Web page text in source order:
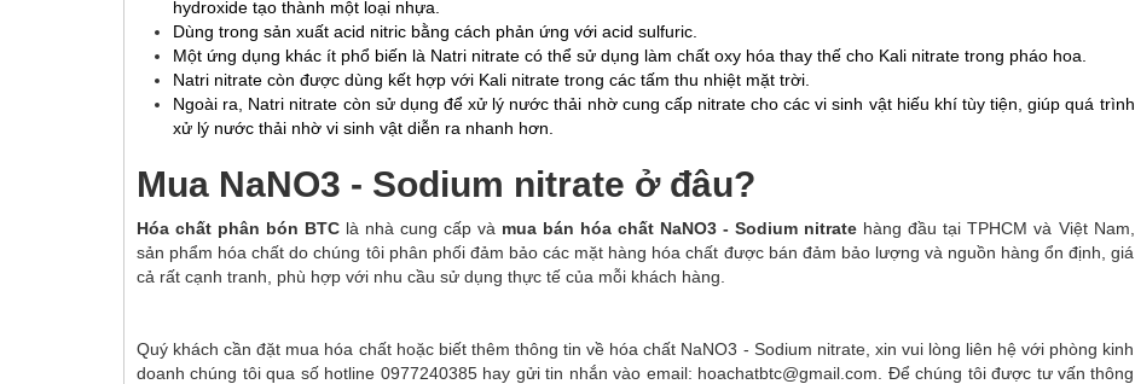
hydroxide tạo thành một loại nhựa.
Dùng trong sản xuất acid nitric bằng cách phản ứng với acid sulfuric.
Một ứng dụng khác ít phổ biến là Natri nitrate có thể sử dụng làm chất oxy hóa thay thế cho Kali nitrate trong pháo hoa.
Natri nitrate còn được dùng kết hợp với Kali nitrate trong các tấm thu nhiệt mặt trời.
Ngoài ra, Natri nitrate còn sử dụng để xử lý nước thải nhờ cung cấp nitrate cho các vi sinh vật hiếu khí tùy tiện, giúp quá trình
xử lý nước thải nhờ vi sinh vật diễn ra nhanh hơn.
Mua NaNO3 - Sodium nitrate ở đâu?
Hóa chất phân bón BTC là nhà cung cấp và mua bán hóa chất NaNO3 - Sodium nitrate hàng đầu tại TPHCM và Việt Nam,
sản phẩm hóa chất do chúng tôi phân phối đảm bảo các mặt hàng hóa chất được bán đảm bảo lượng và nguồn hàng ổn định, giá
cả rất cạnh tranh, phù hợp với nhu cầu sử dụng thực tế của mỗi khách hàng.
Quý khách cần đặt mua hóa chất hoặc biết thêm thông tin về hóa chất NaNO3 - Sodium nitrate, xin vui lòng liên hệ với phòng kinh
doanh chúng tôi qua số hotline 0977240385 hay gửi tin nhắn vào email: hoachatbtc@gmail.com. Để chúng tôi được tư vấn thông